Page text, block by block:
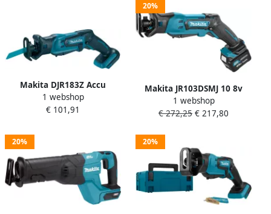
Makita DJR183Z Accu
reciprozaag LXT 18V Zonder
accu&apos;s en lader en
1 webshop
€ 101,91
20%
Makita JR103DSMJ 10 8v
Reciprozaag | 4 0 Ah accu (2
st) lader Mbox JR103DSMJ
1 webshop
€ 272,25 € 217,80
20% 20%